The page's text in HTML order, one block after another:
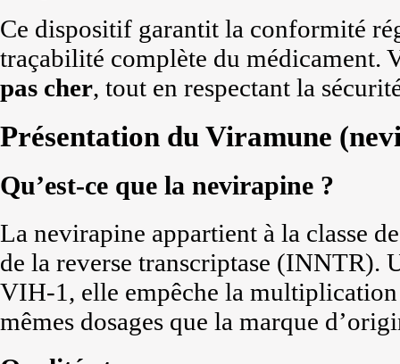
Ce dispositif garantit la conformité
traçabilité complète du médicament.
pas cher, tout en respectant la
Présentation du Viramune
Qu’est-ce que la nevirapine ?
La nevirapine appartient à la classe
de la reverse transcriptase (INNTR).
VIH-1, elle empêche la
mêmes dosages que la marque